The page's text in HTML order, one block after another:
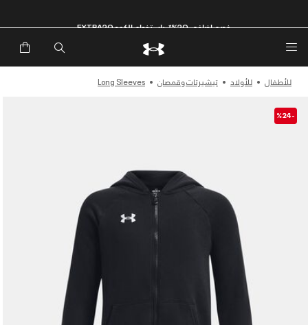
للأطفال للأولاد تيشيرتات وقمصان Long Sleeves
-%24